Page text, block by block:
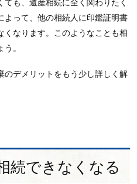
よって、他の相続人に印鑑証明書
なります。このようなことも相
。
のデメリットをもう少し詳しく解
続できなくなる